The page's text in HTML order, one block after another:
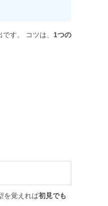
です。 コツは、 1つの
を覚えれば初見でも